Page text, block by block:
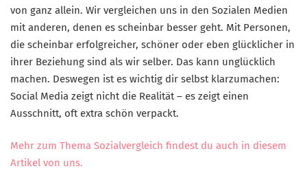
von ganz allein. Wir vergleichen uns in den Sozialen Medien
mit anderen, denen es scheinbar besser geht. Mit Personen,
die scheinbar erfolgreicher, schöner oder eben glücklicher in
ihrer Beziehung sind als wir selber. Das kann unglücklich
machen. Deswegen ist es wichtig dir selbst klarzumachen:
Social Media zeigt nicht die Realität – es zeigt einen
Ausschnitt, oft extra schön verpackt.
Mehr zum Thema Sozialvergleich findest du auch in diesem
Artikel von uns.